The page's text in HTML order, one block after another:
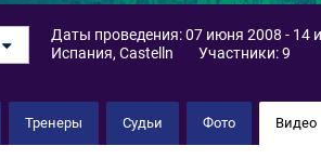
Даты проведения: 07 июня 2008 - 14
Испания, Castelln
Участники: 9
Тренеры Судьи Фото Видео